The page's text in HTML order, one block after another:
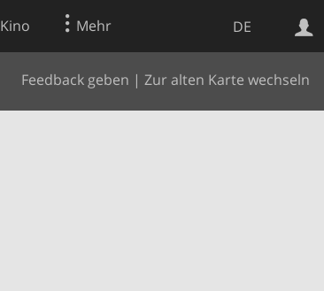
DE
Kino Mehr
Feedback geben | Zur alten Karte wechseln
Websuche